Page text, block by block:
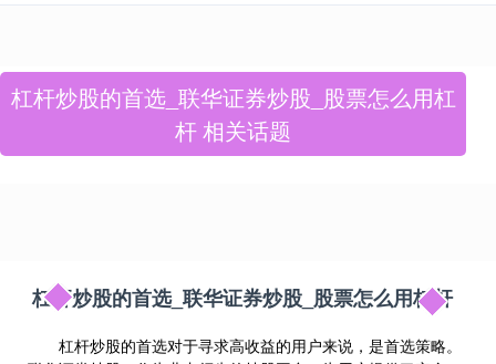
杠杆炒股的首选_联华证券炒股_股票怎么用杠
杆 相关话题
杠杆炒股的首选_联华证券炒股_股票怎么用杠杆
杠杆炒股的首选对于寻求高收益的用户来说，是首选策略。